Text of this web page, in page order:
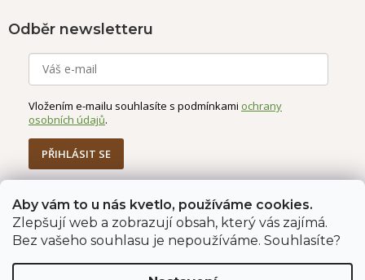
Aby vám to u nás kvetlo, používáme cookies.
Zlepšují web a zobrazují obsah, který vás zajímá.
Bez vašeho souhlasu je nepoužíváme. Souhlasíte?
Odběr newsletteru
Vložením e-mailu souhlasíte s podmínkami ochrany
osobních údajů.
PŘIHLÁSIT SE
Jahodárna Brozany Obchodní podmínky
Podmínky ochrany údajů